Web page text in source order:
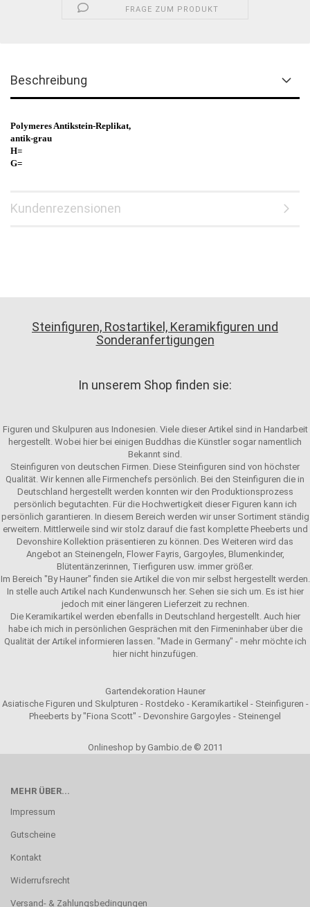
FRAGE ZUM PRODUKT
Beschreibung
Polymeres Antikstein-Replikat,
antik-grau
H=
G=
Kundenrezensionen
Steinfiguren, Rostartikel, Keramikfiguren und
Sonderanfertigungen
In unserem Shop finden sie:
Figuren und Skulpuren aus Indonesien. Viele dieser Artikel sind in Handarbeit
hergestellt. Wobei hier bei einigen Buddhas die Künstler sogar namentlich
Bekannt sind.
Steinfiguren von deutschen Firmen. Diese Steinfiguren sind von höchster
Qualität. Wir kennen alle Firmenchefs persönlich. Bei den Steinfiguren die in
Deutschland hergestellt werden konnten wir den Produktionsprozess
persönlich begutachten. Für die Hochwertigkeit dieser Figuren kann ich
persönlich garantieren. In diesem Bereich werden wir unser Sortiment ständig
erweitern. Mittlerweile sind wir stolz darauf die fast komplette Pheeberts und
Devonshire Kollektion präsentieren zu können. Des Weiteren wird das
Angebot an Steinengeln, Flower Fayris, Gargoyles, Blumenkinder,
Blütentänzerinnen, Tierfiguren usw. immer größer.
Im Bereich "By Hauner" finden sie Artikel die von mir selbst hergestellt werden.
In stelle auch Artikel nach Kundenwunsch her. Sehen sie sich um. Es ist hier
jedoch mit einer längeren Lieferzeit zu rechnen.
Die Keramikartikel werden ebenfalls in Deutschland hergestellt. Auch hier
habe ich mich in persönlichen Gesprächen mit den Firmeninhaber über die
Qualität der Artikel informieren lassen. "Made in Germany" - mehr möchte ich
hier nicht hinzufügen.
Gartendekoration Hauner
Asiatische Figuren und Skulpturen - Rostdeko - Keramikartikel - Steinfiguren -
Pheeberts by "Fiona Scott" - Devonshire Gargoyles - Steinengel
Onlineshop by Gambio.de © 2011
MEHR ÜBER...
Impressum
Gutscheine
Kontakt
Widerrufsrecht
Versand- & Zahlungsbedingungen